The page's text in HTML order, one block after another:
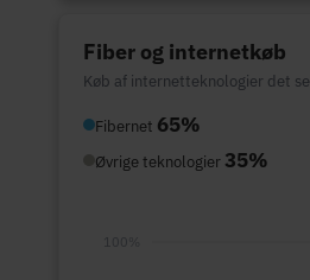
Fiber og internetkøb
Køb af internetteknologier det
Fibernet 65%
Øvrige teknologier 35%
100%